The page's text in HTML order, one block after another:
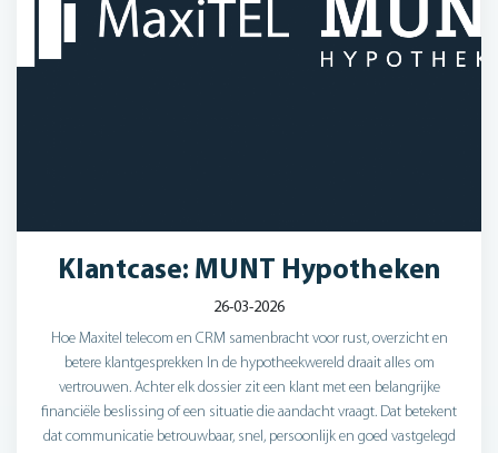
Klantcase: MUNT Hypotheken
26-03-2026
Hoe Maxitel telecom en CRM samenbracht voor rust, overzicht en
betere klantgesprekken In de hypotheekwereld draait alles om
vertrouwen. Achter elk dossier zit een klant met een belangrijke
financiële beslissing of een situatie die aandacht vraagt. Dat betekent
dat communicatie betrouwbaar, snel, persoonlijk en goed vastgelegd